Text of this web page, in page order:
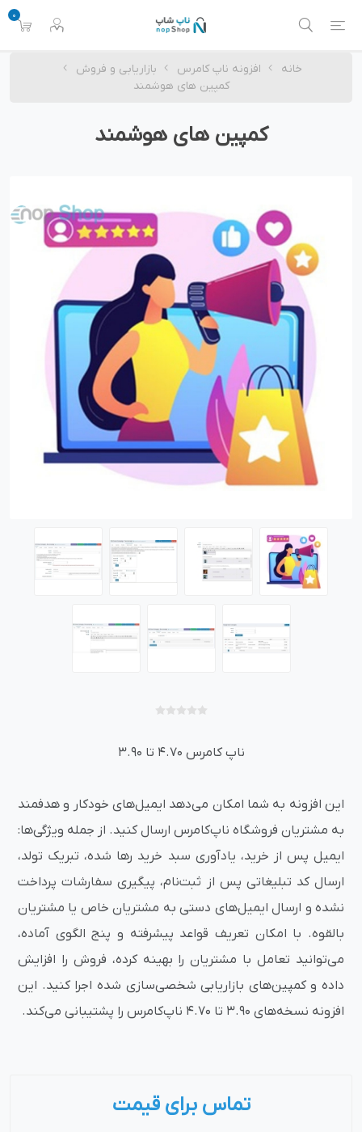
0
خانه افزونه ناپ کامرس
بازاریابی و فروش
کمپین های هوشمند
کمپین های هوشمند
ناپ کامرس 4.70 تا 3.90
این افزونه به شما امکان می‌دهد ایمیل‌های خودکار و هدفمند
به مشتریان فروشگاه ناپ‌کامرس ارسال کنید. از جمله ویژگی‌ها:
ایمیل پس از خرید، یادآوری سبد خرید رها شده، تبریک تولد،
ارسال کد تبلیغاتی پس از ثبت‌نام، پیگیری سفارشات پرداخت
نشده و ارسال ایمیل‌های دستی به مشتریان خاص یا مشتریان
بالقوه. با امکان تعریف قواعد پیشرفته و پنج الگوی آماده،
می‌توانید تعامل با مشتریان را بهینه کرده، فروش را افزایش
داده و کمپین‌های بازاریابی شخصی‌سازی شده اجرا کنید. این
افزونه نسخه‌های 3.90 تا 4.70 ناپ‌کامرس را پشتیبانی می‌کند.
تماس برای قیمت